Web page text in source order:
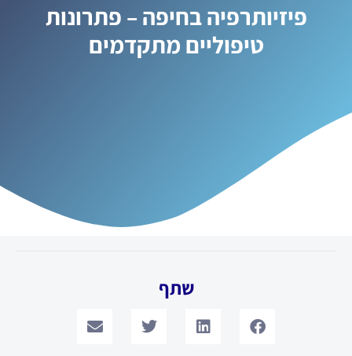
פיזיותרפיה בחיפה – פתרונות
טיפוליים מתקדמים
שתף